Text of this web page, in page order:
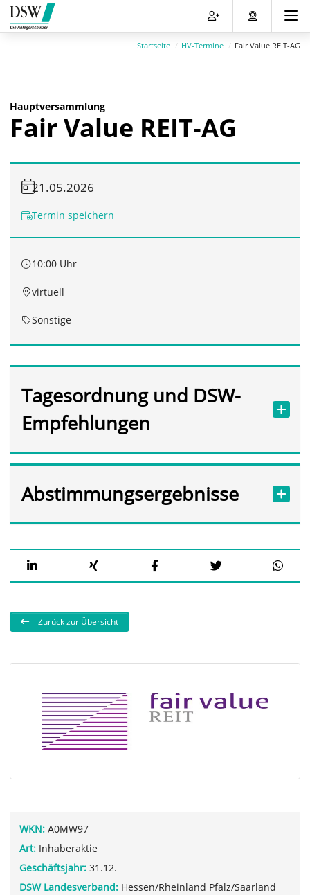
Direkt
zum
Inhalt
Direkt
zum
Hauptmenu
Direkt
zur
Suche
Direkt
zum
Footer
Startseite HV-Termine Fair Value REIT-AG
Hauptversammlung
Fair Value REIT-AG
21.05.2026
Termin speichern
10:00 Uhr
virtuell
Sonstige
Tagesordnung und DSW-
Empfehlungen
Abstimmungsergebnisse
Zurück zur Übersicht
WKN: A0MW97
Art: Inhaberaktie
Geschäftsjahr: 31.12.
DSW Landesverband: Hessen/Rheinland Pfalz/Saarland